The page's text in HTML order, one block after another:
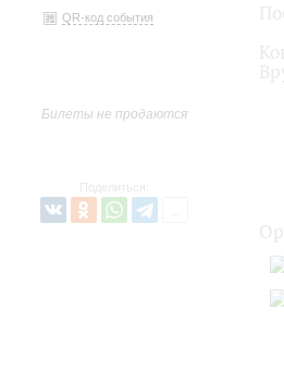
QR-код события
Билеты не продаются
Поделиться: